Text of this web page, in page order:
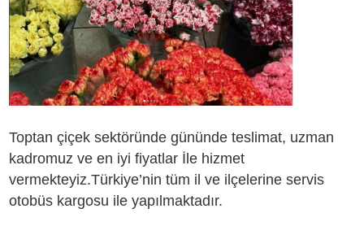
Toptan çiçek sektöründe gününde teslimat, uzman
kadromuz ve en iyi fiyatlar İle hizmet
vermekteyiz.Türkiye’nin tüm il ve ilçelerine servis
otobüs kargosu ile yapılmaktadır.